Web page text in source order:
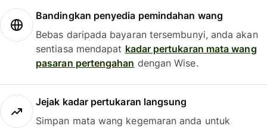
Bandingkan penyedia pemindahan wang
Bebas daripada bayaran tersembunyi, anda akan
sentiasa mendapat kadar pertukaran mata wang
pasaran pertengahan dengan Wise.
Jejak kadar pertukaran langsung
Simpan mata wang kegemaran anda untuk